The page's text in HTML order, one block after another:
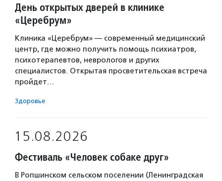
День открытых дверей в клинике
«Церебрум»
Клиника «Церебрум» — современный медицинский
центр, где можно получить помощь психиатров,
психотерапевтов, неврологов и других
специалистов. Открытая просветительская встреча
пройдет…
Здоровье
15.08.2026
Фестиваль «Человек собаке друг»
В Ропшинском сельском поселении (Ленинградская